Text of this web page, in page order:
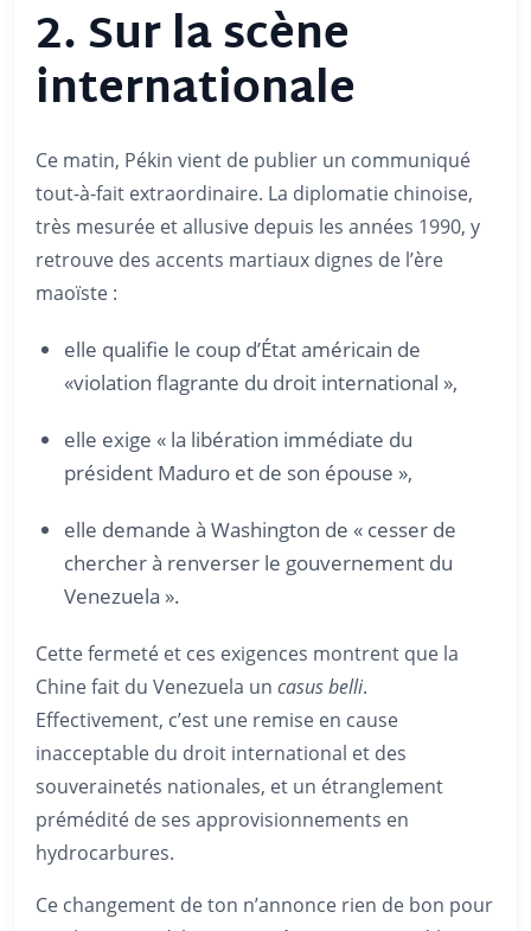
2. Sur la scène
internationale
Ce matin, Pékin vient de publier un communiqué
tout-à-fait extraordinaire. La diplomatie chinoise,
très mesurée et allusive depuis les années 1990, y
retrouve des accents martiaux dignes de l’ère
maoïste :
elle qualifie le coup d’État américain de
«violation flagrante du droit international »,
elle exige « la libération immédiate du
président Maduro et de son épouse »,
elle demande à Washington de « cesser de
chercher à renverser le gouvernement du
Venezuela ».
Cette fermeté et ces exigences montrent que la
Chine fait du Venezuela un casus belli.
Effectivement, c’est une remise en cause
inacceptable du droit international et des
souverainetés nationales, et un étranglement
prémédité de ses approvisionnements en
hydrocarbures.
Ce changement de ton n’annonce rien de bon pour